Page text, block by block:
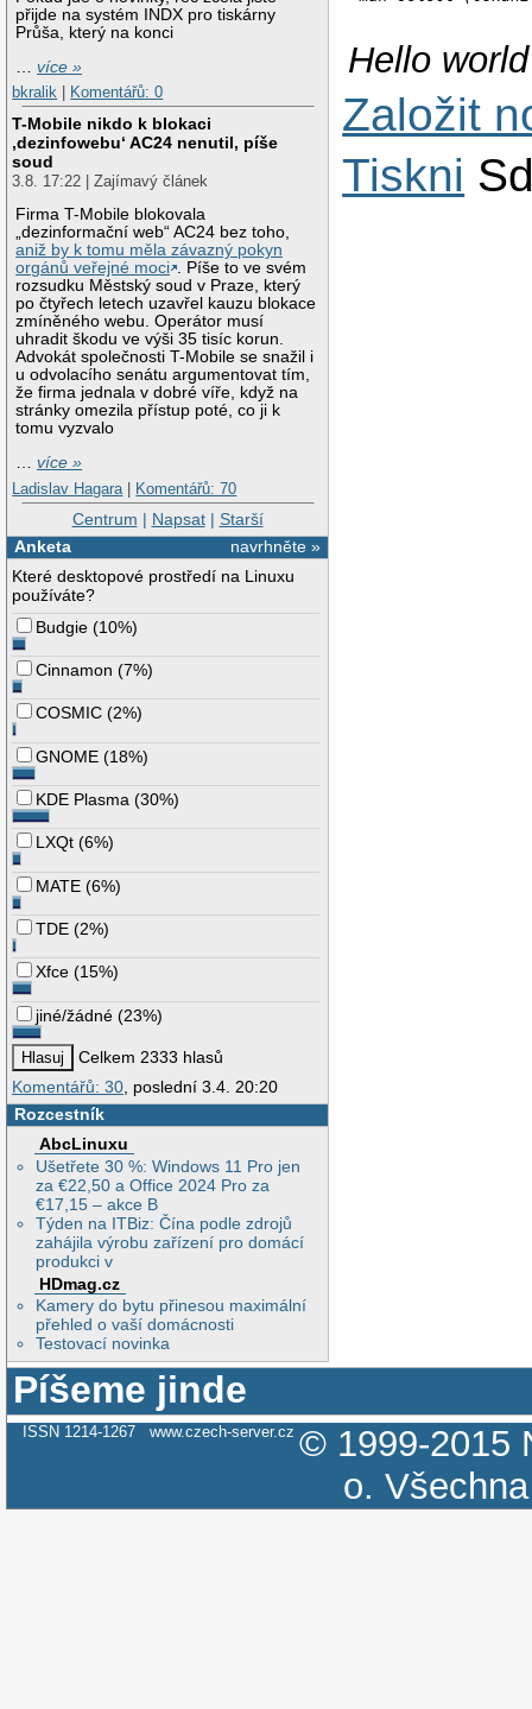
přijde na systém INDX pro tiskárny
Průša, který na konci
…více »
bkralik
Komentářů: 0
T-Mobile nikdo k blokaci
‚dezinfowebu‘ AC24 nenutil, píše
soud
3.8. 17:22 | Zajímavý článek
Firma T-Mobile blokovala
„dezinformační web“ AC24 bez toho,
aniž by k tomu měla závazný pokyn
orgánů veřejné moci . Píše to ve svém
rozsudku Městský soud v Praze, který
po čtyřech letech uzavřel kauzu blokace
zmíněného webu. Operátor musí
uhradit škodu ve výši 35 tisíc korun.
Advokát společnosti T-Mobile se snažil i
u odvolacího senátu argumentovat tím,
že firma jednala v dobré víře, když na
stránky omezila přístup poté, co ji k
tomu vyzvalo
…více »
Ladislav Hagara | Komentářů: 70
Centrum | Napsat| Starší
navrhněte »
Anketa
Které desktopové prostředí na Linuxu
používáte?
Budgie (10%)
Cinnamon (7%)
COSMIC (2%)
GNOME (18%)
KDE Plasma (30%)
LXQt (6%)
MATE (6%)
TDE (2%)
Xfce (15%)
jiné/žádné (23%)
Celkem 2333 hlasů
Komentářů: 30, poslední 3.4. 20:20
Rozcestník
AbcLinuxu
Ušetřete 30 %: Windows 11 Pro jen
za €22,50 a Office 2024 Pro za
€17,15 – akce B
Týden na ITBiz: Čína podle zdrojů
zahájila výrobu zařízení pro domácí
produkci v
HDmag.cz
Kamery do bytu přinesou maximální
přehled o vaší domácnosti
Testovací novinka
Hello
Založit
Tiskni
Píšeme jinde
ISSN 1214-1267 www.czech-server.cz © 1999-2015
o.